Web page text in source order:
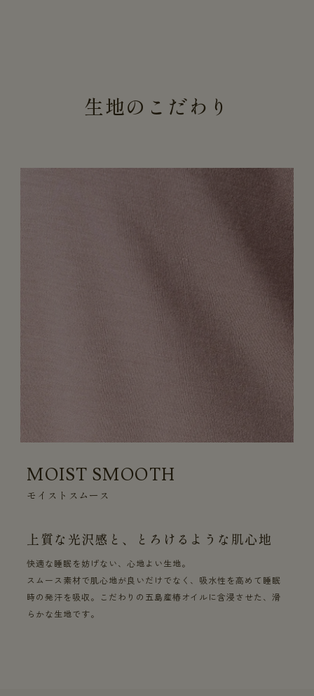
生地のこだわり
MOIST SMOOTH
モイストスムース
上質な光沢感と、とろけるような肌心地
快適な睡眠を妨げない、心地よい生地。
スムース素材で肌心地が良いだけでなく、吸水性を高めて睡眠
時の発汗を吸収。こだわりの五島産椿オイルに含浸させた、滑
らかな生地です。